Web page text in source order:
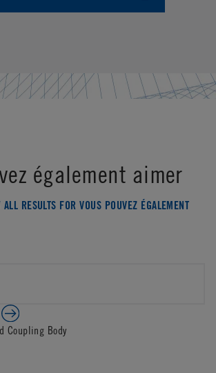
également aimer
ALL RESULTS FOR VOUS POUVEZ ÉGALEMENT
Coupling Body